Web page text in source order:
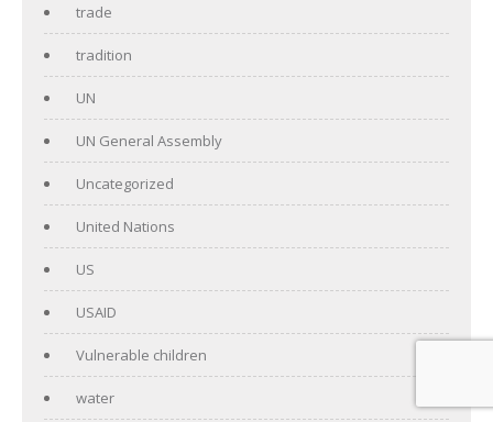
trade
tradition
UN
UN General Assembly
Uncategorized
United Nations
US
USAID
Vulnerable children
water